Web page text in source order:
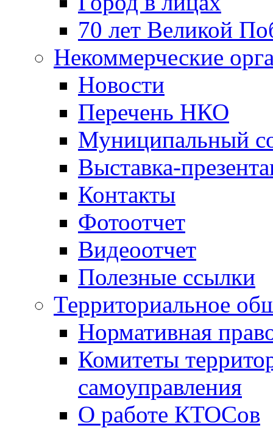
70 лет Великой
Некоммерческие
Новости
Перечень НКО
Муниципальный
Выставка-
Контакты
Фотоотчет
Видеоотчет
Полезные ссылки
Территориальное
Нормативная
Комитеты
самоуправления
О работе КТОСов